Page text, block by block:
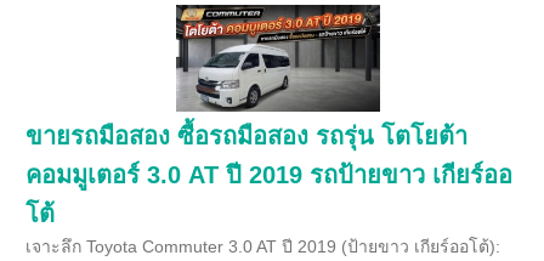
ขายรถมือสอง ซื้อรถมือสอง รถรุ่น โตโยต้า
คอมมูเตอร์ 3.0 AT ปี 2019 รถป้ายขาว เกียร์ออ
โต้
เจาะลึก Toyota Commuter 3.0 AT ปี 2019 (ป้ายขาว เกียร์ออโต้):